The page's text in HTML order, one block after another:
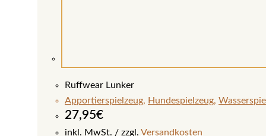
Ruffwear Lunker
Apportierspielzeug, Hundespielzeug,
27,95€
inkl. MwSt. zzgl. Versandkosten